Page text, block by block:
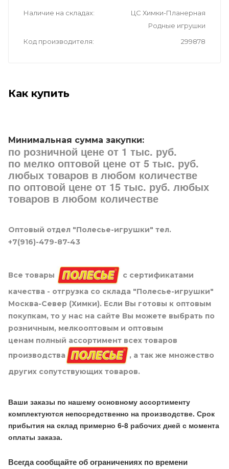
Наличие на складах
ЦС Химки-Планерная
Родные игрушки
Код производителя
299878
Как купить
Минимальная сумма закупки:
по розничной цене от 1 тыс. руб.
по мелко оптовой цене от 5 тыс. руб.
любых товаров в любом количестве
по оптовой цене от 15 тыс. руб. любых
товаров в любом количестве
Оптовый отдел "Полесье-игрушки" тел.
+7(916)-479-87-43
Все товары
с сертификатами
качества - отгрузка со склада "Полесье-игрушки"
Москва-Север (Химки). Если Вы готовы к оптовым
покупкам, то у нас на сайте Вы можете выбрать по
розничным, мелкооптовым и оптовым
ценам полный ассортимент всех товаров
производства
, а так же множество
других сопутствующих товаров.
Ваши заказы по нашему основному ассортименту
комплектуются непосредственно на производстве. Срок
прибытия на склад примерно 6-8 рабочих дней с момента
оплаты заказа.
Всегда сообщайте об ограничениях по времени